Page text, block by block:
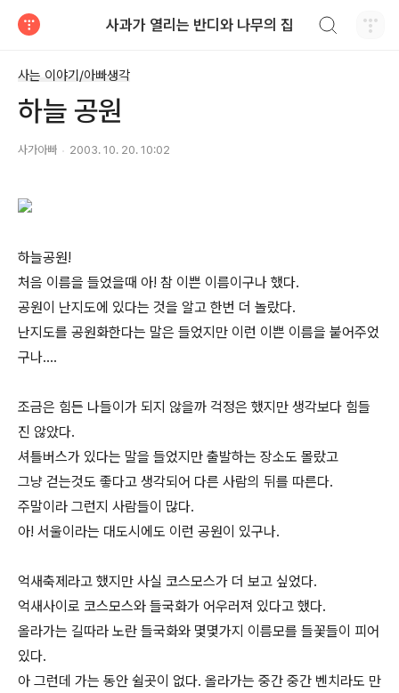
사과가 열리는 반디와 나무의 집
사는 이야기/아빠생각
하늘 공원
사가아빠 2003. 10. 20. 10:02
하늘공원!
처음 이름을 들었을때 아! 참 이쁜 이름이구나 했다.
공원이 난지도에 있다는 것을 알고 한번 더 놀랐다.
난지도를 공원화한다는 말은 들었지만 이런 이쁜 이름을 붙어주었
구나....
조금은 힘든 나들이가 되지 않을까 걱정은 했지만 생각보다 힘들
진 않았다.
셔틀버스가 있다는 말을 들었지만 출발하는 장소도 몰랐고
그냥 걷는것도 좋다고 생각되어 다른 사람의 뒤를 따른다.
주말이라 그런지 사람들이 많다.
아! 서울이라는 대도시에도 이런 공원이 있구나.
억새축제라고 했지만 사실 코스모스가 더 보고 싶었다.
억새사이로 코스모스와 들국화가 어우러져 있다고 했다.
올라가는 길따라 노란 들국화와 몇몇가지 이름모를 들꽃들이 피어
있다.
아 그런데 가는 동안 쉴곳이 없다. 올라가는 중간 중간 벤치라도 만